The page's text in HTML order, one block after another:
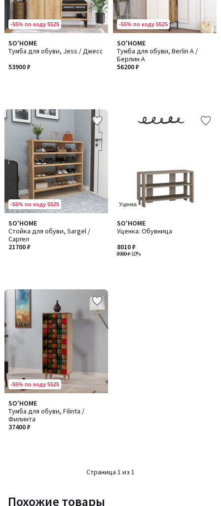
-55% по коду 5525
SO'HOME
Тумба для обуви, Jess / Джесс
53900 ₽
-55% по коду 5525
SO'HOME
Тумба для обуви, Berlin A /
Берлин A
56200 ₽
-55% по коду 5525
SO'HOME
Стойка для обуви, Sargel /
Саргел
21700 ₽
Уценка
SO'HOME
Уценка: Обувница
8900 ₽-10%
8010 ₽
-55% по коду 5525
SO'HOME
Тумба для обуви, Filinta /
Филинта
37400 ₽
Страница 1 из 1
Похожие товары